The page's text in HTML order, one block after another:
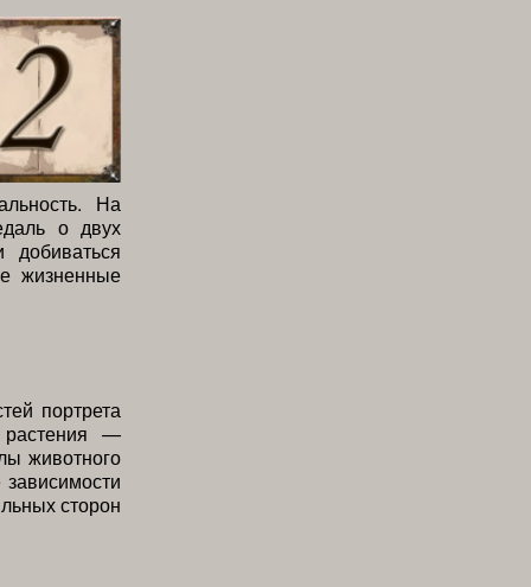
На
о двух
жизненные
портрета
растения —
животного
сторон